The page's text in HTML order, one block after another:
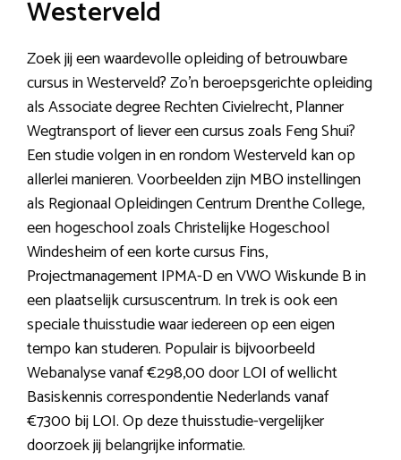
Westerveld
Zoek jij een waardevolle opleiding of betrouwbare
cursus in Westerveld? Zo’n beroepsgerichte opleiding
als Associate degree Rechten Civielrecht, Planner
Wegtransport of liever een cursus zoals Feng Shui?
Een studie volgen in en rondom Westerveld kan op
allerlei manieren. Voorbeelden zijn MBO instellingen
als Regionaal Opleidingen Centrum Drenthe College,
een hogeschool zoals Christelijke Hogeschool
Windesheim of een korte cursus Fins,
Projectmanagement IPMA-D en VWO Wiskunde B in
een plaatselijk cursuscentrum. In trek is ook een
speciale thuisstudie waar iedereen op een eigen
tempo kan studeren. Populair is bijvoorbeeld
Webanalyse vanaf €298,00 door LOI of wellicht
Basiskennis correspondentie Nederlands vanaf
€7300 bij LOI. Op deze thuisstudie-vergelijker
doorzoek jij belangrijke informatie.